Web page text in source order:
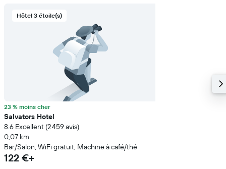
Hôtel 3 étoile(s)
23 % moins cher
Salvators Hotel
8.6 Excellent (2 459 avis)
0,07 km
Bar/Salon, WiFi gratuit, Machine à café/thé
122 €+